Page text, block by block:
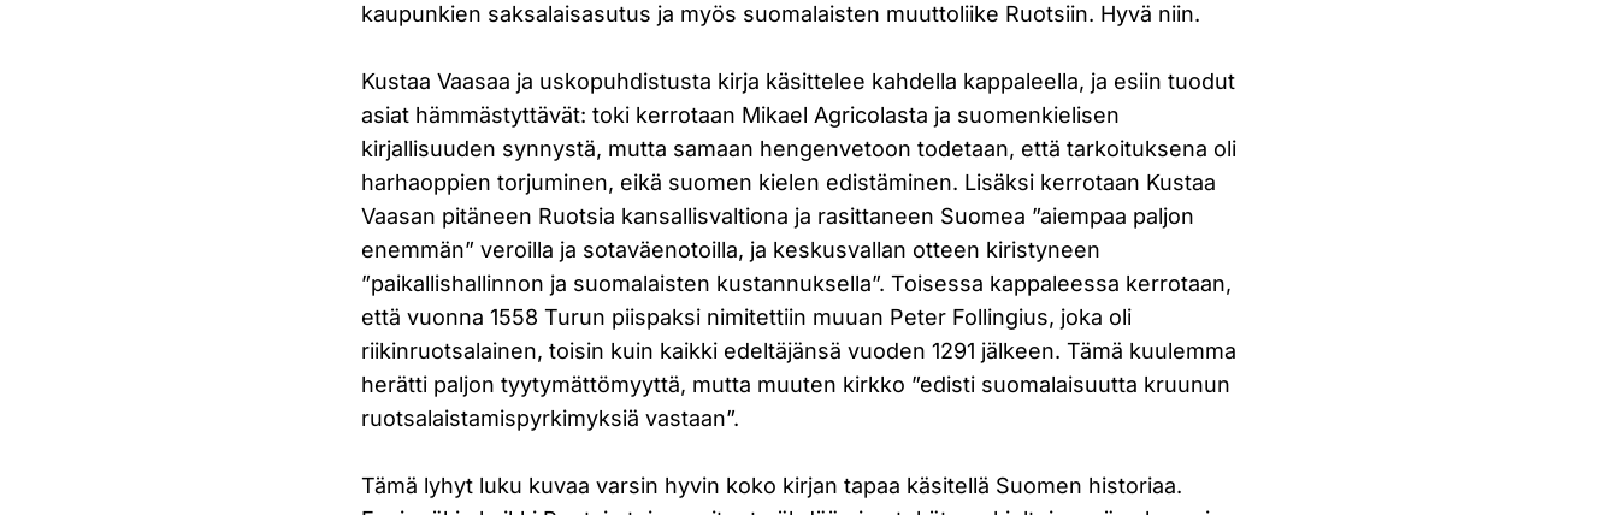
kaupunkien saksalaisasutus ja myös suomalaisten muuttoliike Ruotsiin. Hyvä niin.
Kustaa Vaasaa ja uskopuhdistusta kirja käsittelee kahdella kappaleella, ja esiin tuodut
asiat hämmästyttävät: toki kerrotaan Mikael Agricolasta ja suomenkielisen
kirjallisuuden synnystä, mutta samaan hengenvetoon todetaan, että tarkoituksena oli
harhaoppien torjuminen, eikä suomen kielen edistäminen. Lisäksi kerrotaan Kustaa
Vaasan pitäneen Ruotsia kansallisvaltiona ja rasittaneen Suomea ”aiempaa paljon
enemmän” veroilla ja sotaväenotoilla, ja keskusvallan otteen kiristyneen
”paikallishallinnon ja suomalaisten kustannuksella”. Toisessa kappaleessa kerrotaan,
että vuonna 1558 Turun piispaksi nimitettiin muuan Peter Follingius, joka oli
riikinruotsalainen, toisin kuin kaikki edeltäjänsä vuoden 1291 jälkeen. Tämä kuulemma
herätti paljon tyytymättömyyttä, mutta muuten kirkko ”edisti suomalaisuutta kruunun
ruotsalaistamispyrkimyksiä vastaan”.
Tämä lyhyt luku kuvaa varsin hyvin koko kirjan tapaa käsitellä Suomen historiaa.